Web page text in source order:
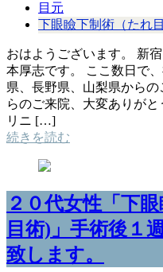
目元
下眼瞼下制術（たれ
おはようございます。 新
本厚志です。 ここ数日で
県、長野県、山梨県から
らのご来院、大変ありが
リニ […]
続きを読む
２０代女性「下
目術)」手術後１
致します。